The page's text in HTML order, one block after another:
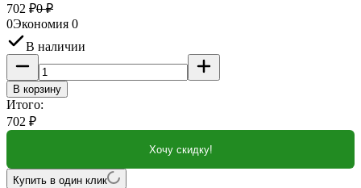
702 ₽0 ₽
0Экономия 0
В наличии
В корзину
Итого:
702 ₽
Хочу скидку!
Купить в один клик